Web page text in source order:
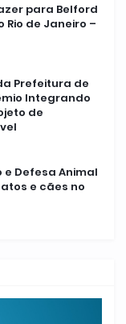
para Belford
Rio de Janeiro –
Prefeitura de
Integrando
de
Defesa Animal
e cães no